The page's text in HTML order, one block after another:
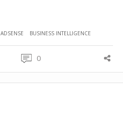
ADSENSE BUSINESS INTELLIGENCE
0